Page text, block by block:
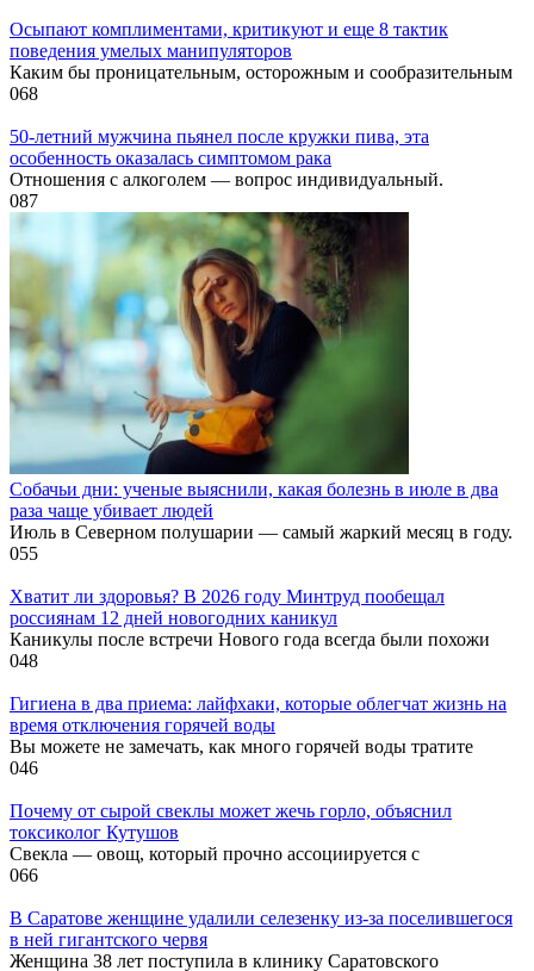
Осыпают комплиментами, критикуют и еще 8 тактик
поведения умелых манипуляторов
Каким бы проницательным, осторожным и сообразительным
068
50-летний мужчина пьянел после кружки пива, эта
особенность оказалась симптомом рака
Отношения с алкоголем — вопрос индивидуальный.
087
Собачьи дни: ученые выяснили, какая болезнь в июле в два
раза чаще убивает людей
Июль в Северном полушарии — самый жаркий месяц в году.
055
Хватит ли здоровья? В 2026 году Минтруд пообещал
россиянам 12 дней новогодних каникул
Каникулы после встречи Нового года всегда были похожи
048
Гигиена в два приема: лайфхаки, которые облегчат жизнь на
время отключения горячей воды
Вы можете не замечать, как много горячей воды тратите
046
Почему от сырой свеклы может жечь горло, объяснил
токсиколог Кутушов
Свекла — овощ, который прочно ассоциируется с
066
В Саратове женщине удалили селезенку из-за поселившегося
в ней гигантского червя
Женщина 38 лет поступила в клинику Саратовского